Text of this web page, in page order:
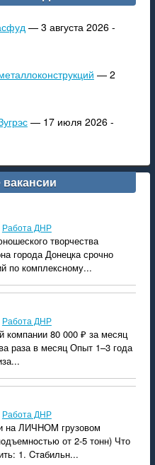
— 3 августа 2026 -
— 2
— 17 июля 2026 -
Работа ДНР
творчества
города Донецка срочно
по комплексному...
Работа ДНР
компании 80 000 ₽ за месяц
раза в месяц Опыт 1–3 года
Работа ДНР
на ЛИЧHОM грузовом
от 2-5 тонн) Что
1. Cтaбильн...